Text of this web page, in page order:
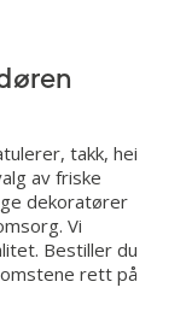
takk, hei
av friske
dekoratører
Vi
Bestiller du
rett på